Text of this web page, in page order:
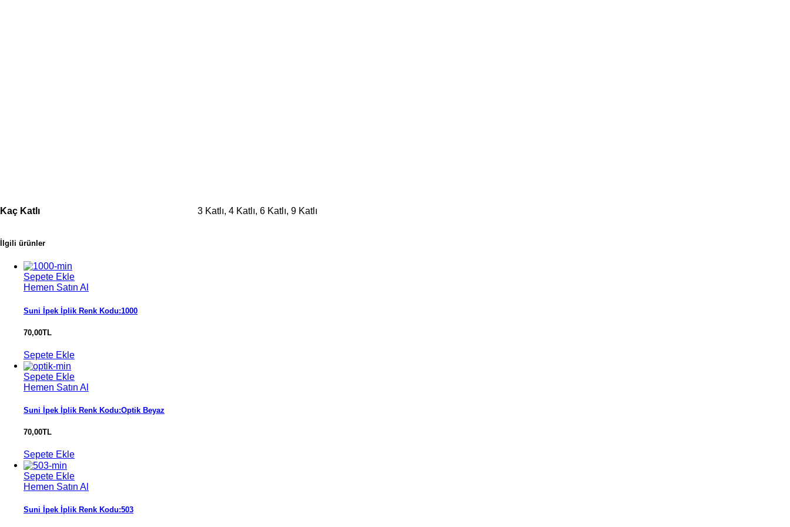
Kaç Katlı 3 Katlı, 4 Katlı, 6 Katlı, 9 Katlı
İlgili ürünler
Sepete Ekle
Hemen Satın Al
Suni İpek İplik Renk Kodu:1000
70,00TL
Sepete Ekle
Sepete Ekle
Hemen Satın Al
Suni İpek İplik Renk Kodu:Optik Beyaz
70,00TL
Sepete Ekle
Sepete Ekle
Hemen Satın Al
Suni İpek İplik Renk Kodu:503